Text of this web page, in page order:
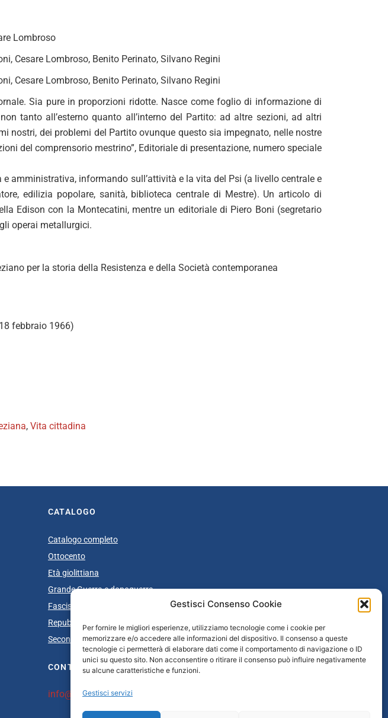
Gestisci Consenso Cookie
Per fornire le migliori esperienze, utilizziamo tecnologie come i cookie per
memorizzare e/o accedere alle informazioni del dispositivo. Il consenso a queste
tecnologie ci permetterà di elaborare dati come il comportamento di navigazione o ID
unici su questo sito. Non acconsentire o ritirare il consenso può influire negativamente
su alcune caratteristiche e funzioni.
Gestisci servizi
Lombroso
Cesare Lombroso, Benito Perinato, Silvano Regini
Cesare Lombroso, Benito Perinato, Silvano Regini
Sia pure in proporzioni ridotte. Nasce come foglio di informazione di
tanto all’esterno quanto all’interno del Partito: ad altre sezioni, ad altri
nostri, dei problemi del Partito ovunque questo sia impegnato, nelle nostre
del comprensorio mestrino”, Editoriale di presentazione, numero speciale
amministrativa, informando sull’attività e la vita del Psi (a livello centrale e
edilizia popolare, sanità, biblioteca centrale di Mestre). Un articolo di
Edison con la Montecatini, mentre un editoriale di Piero Boni (segretario
operai metallurgici.
per la storia della Resistenza e della Società contemporanea
febbraio 1966)
, Vita cittadina
CATALOGO
Catalogo completo
Ottocento
Età giolittiana
Grande Guerra e dopoguerra
Fascismo
Repubblica Sociale Italiana
Secondo dopoguerra / Età repubblicana
CONTATTI
info@unsecolodicartavenezia.it